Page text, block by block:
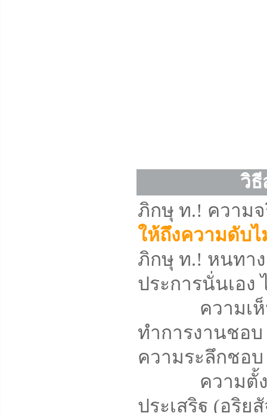
วิ
ภิกษุ ท.! ความ
ให้ถึงความดับ
ภิกษุ ท.! หนทา
ประการนั่นเอง
ความเห็นช
ทำการงานชอ
ความระลึกชอบ
ความตั้งใจ
ประเสริฐ (อริย